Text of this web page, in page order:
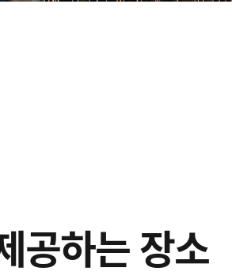
공하는 장소